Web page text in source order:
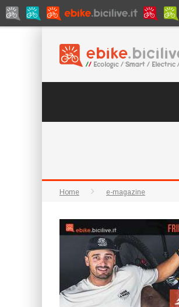
Home e-magazine